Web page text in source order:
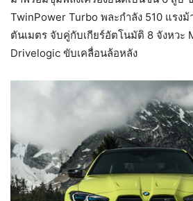
TwinPower Turbo พละกำลัง 510 แรง
ตันเมตร จับคู่กับเกียร์อัตโนมัติ 8 จังหวะ
Drivelogic ขับเคลื่อนล้อหลัง